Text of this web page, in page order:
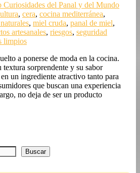
Curiosidades del Panal y del Mundo
, cera, cocina mediterránea,
, miel cruda, panal de miel,
artesanales, riesgos, seguridad
limpios
a ponerse de moda en la cocina.
textura sorprendente y su sabor
un ingrediente atractivo tanto para
que buscan una experiencia
no deja de ser un producto
Buscar